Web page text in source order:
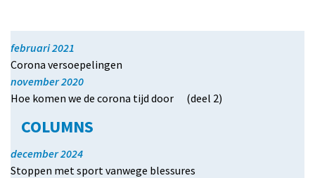
februari 2021
Corona versoepelingen
november 2020
Hoe komen we de corona tijd door (deel 2)
COLUMNS
december 2024
Stoppen met sport vanwege blessures